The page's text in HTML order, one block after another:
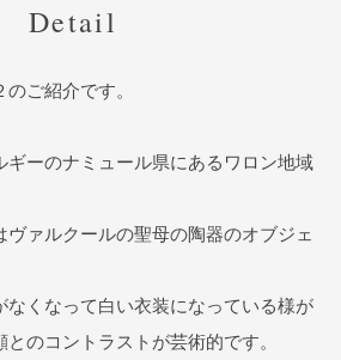
Detail
ご紹介です。
ギーのナミュール県にあるワロン地域
ヴァルクールの聖母の陶器のオブジェ
なくなって白い衣装になっている様が
のコントラストが芸術的です。